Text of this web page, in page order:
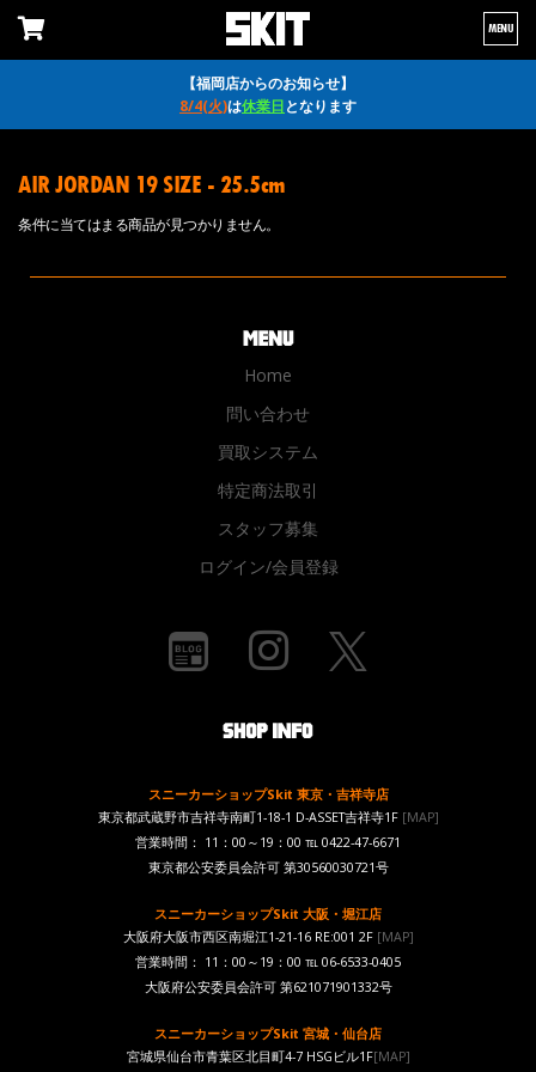
【福岡店からのお知らせ】
8/4(火)は休業日となります
MENU
AIR JORDAN 19 SIZE - 25.5cm
条件に当てはまる商品が見つかりません。
Home
問い合わせ
買取システム
特定商法取引
スタッフ募集
ログイン/会員登録
スニーカーショップSkit 東京・吉祥寺店
東京都武蔵野市吉祥寺南町1-18-1 D-ASSET吉祥寺1F [MAP]
営業時間： 11：00～19：00 ℡ 0422-47-6671
東京都公安委員会許可 第30560030721号
スニーカーショップSkit 大阪・堀江店
大阪府大阪市西区南堀江1-21-16 RE:001 2F[MAP]
営業時間： 11：00～19：00 ℡ 06-6533-0405
大阪府公安委員会許可 第621071901332号
スニーカーショップSkit 宮城・仙台店
宮城県仙台市青葉区北目町4-7 HSGビル1F[MAP]